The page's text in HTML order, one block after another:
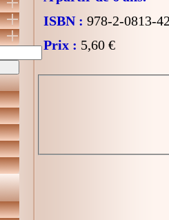
ISBN : 978-2-0813-
Prix : 5,60 €